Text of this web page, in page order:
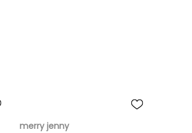
merry jenny